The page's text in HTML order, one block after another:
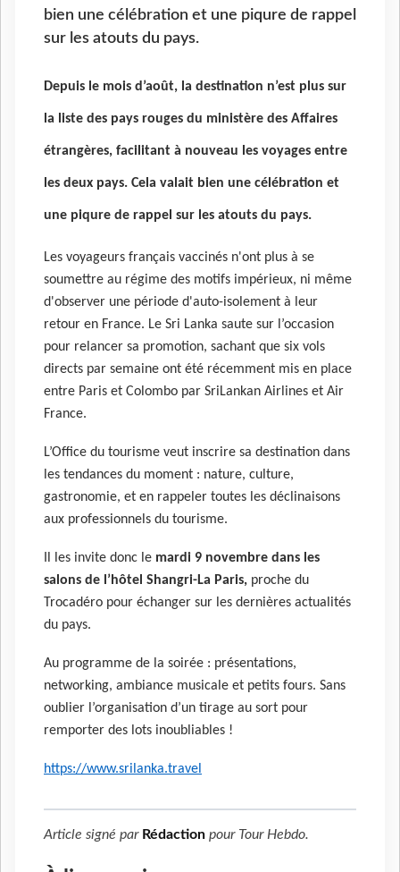
bien une célébration et une piqure de rappel
sur les atouts du pays.
Depuis le mois d’août, la destination n’est plus sur
la liste des pays rouges du ministère des Affaires
étrangères, facilitant à nouveau les voyages entre
les deux pays. Cela valait bien une célébration et
une piqure de rappel sur les atouts du pays.
Les voyageurs français vaccinés n'ont plus à se
soumettre au régime des motifs impérieux, ni même
d'observer une période d'auto-isolement à leur
retour en France. Le Sri Lanka saute sur l’occasion
pour relancer sa promotion, sachant que six vols
directs par semaine ont été récemment mis en place
entre Paris et Colombo par SriLankan Airlines et Air
France.
L’Office du tourisme veut inscrire sa destination dans
les tendances du moment : nature, culture,
gastronomie, et en rappeler toutes les déclinaisons
aux professionnels du tourisme.
Il les invite donc le mardi 9 novembre dans les
salons de l’hôtel Shangri-La Paris, proche du
Trocadéro pour échanger sur les dernières actualités
du pays.
Au programme de la soirée : présentations,
networking, ambiance musicale et petits fours. Sans
oublier l’organisation d’un tirage au sort pour
remporter des lots inoubliables !
https://www.srilanka.travel
Article signé par Rédaction pour Tour Hebdo.